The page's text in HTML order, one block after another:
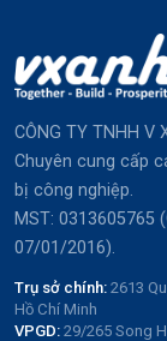
CÔNG TY TNHH V
Chuyên cung cấp
bị công nghiệp.
MST: 0313605765
07/01/2016).
Trụ sở chính: 2613
Hồ Chí Minh
VPGD: 29/265 Song